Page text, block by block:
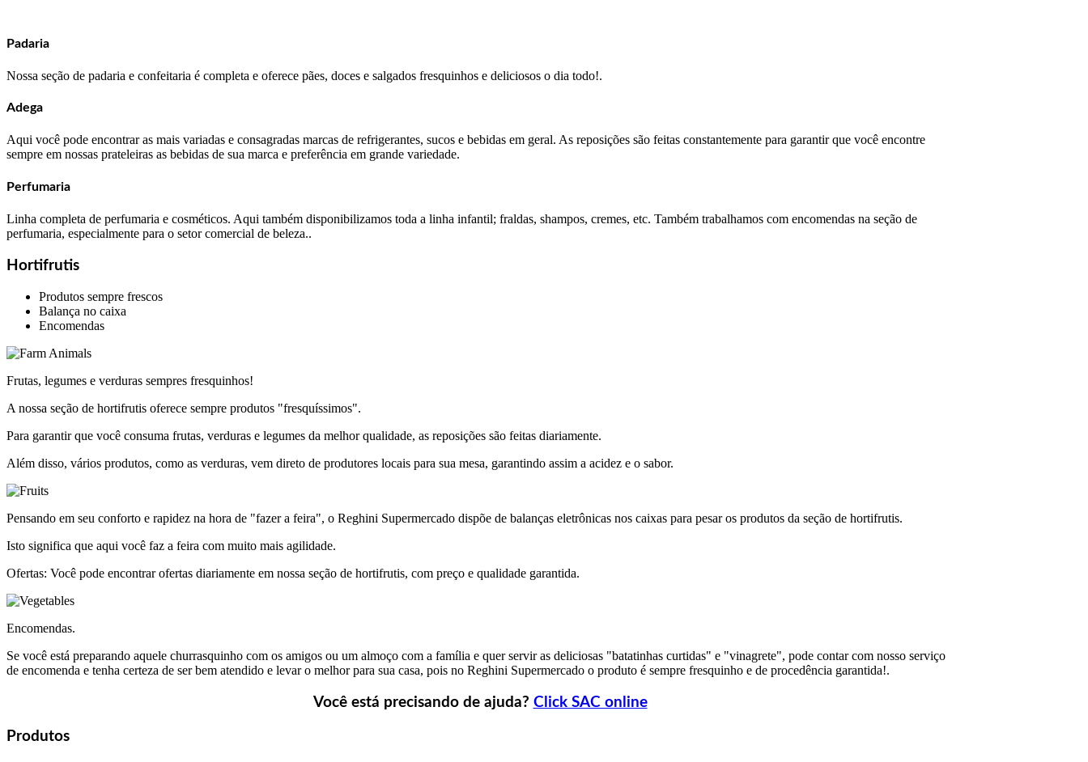
Padaria
Nossa seção de padaria e confeitaria é completa e oferece pães, doces e salgados fresquinhos e deliciosos o dia todo!.
Adega
Aqui você pode encontrar as mais variadas e consagradas marcas de refrigerantes, sucos e bebidas em geral. As reposições são feitas constantemente para garantir que você encontre
sempre em nossas prateleiras as bebidas de sua marca e preferência em grande variedade.
Perfumaria
Linha completa de perfumaria e cosméticos. Aqui também disponibilizamos toda a linha infantil; fraldas, shampos, cremes, etc. Também trabalhamos com encomendas na seção de
perfumaria, especialmente para o setor comercial de beleza..
Hortifrutis
Produtos sempre frescos
Balança no caixa
Encomendas
Frutas, legumes e verduras sempres fresquinhos!
A nossa seção de hortifrutis oferece sempre produtos "fresquíssimos".
Para garantir que você consuma frutas, verduras e legumes da melhor qualidade, as reposições são feitas diariamente.
Além disso, vários produtos, como as verduras, vem direto de produtores locais para sua mesa, garantindo assim a acidez e o sabor.
Pensando em seu conforto e rapidez na hora de "fazer a feira", o Reghini Supermercado dispõe de balanças eletrônicas nos caixas para pesar os produtos da seção de hortifrutis.
Isto significa que aqui você faz a feira com muito mais agilidade.
Ofertas: Você pode encontrar ofertas diariamente em nossa seção de hortifrutis, com preço e qualidade garantida.
Encomendas.
Se você está preparando aquele churrasquinho com os amigos ou um almoço com a família e quer servir as deliciosas "batatinhas curtidas" e "vinagrete", pode contar com nosso serviço
de encomenda e tenha certeza de ser bem atendido e levar o melhor para sua casa, pois no Reghini Supermercado o produto é sempre fresquinho e de procedência garantida!.
Você está precisando de ajuda? Click SAC online
Produtos